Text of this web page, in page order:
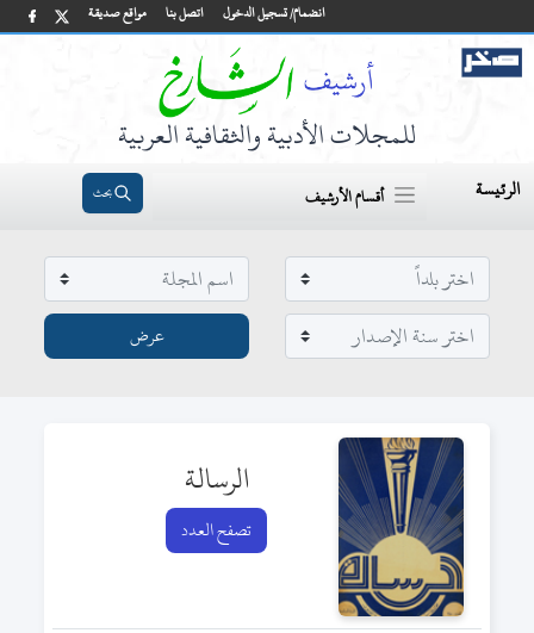
مواقع صديقة اتصل بنا انضمام/ تسجيل الدخول
للمجلات الأدبية والثقافية العربية
الرئيسة أقسام الأرشيف بحث
الرسالة
تصفح العدد